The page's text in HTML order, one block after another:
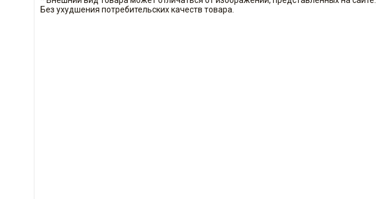
Без ухудшения потребительских качеств товара.